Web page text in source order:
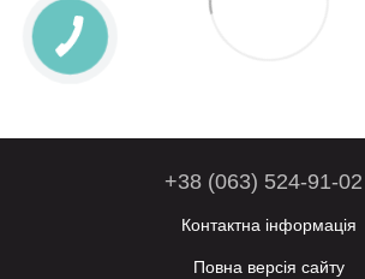
+38 (063) 524-91-02
Контактна інформація
Повна версія сайту